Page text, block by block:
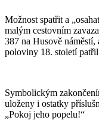
Možnost spatřit a
malým cestovním
387 na Husově
poloviny 18. století
Symbolickým
uloženy i ostatky
„Pokoj jeho popelu!“